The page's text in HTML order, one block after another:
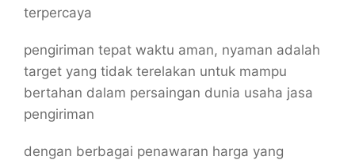
terpercaya
pengiriman tepat waktu aman, nyaman adalah
target yang tidak terelakan untuk mampu
bertahan dalam persaingan dunia usaha jasa
pengiriman
dengan berbagai penawaran harga yang